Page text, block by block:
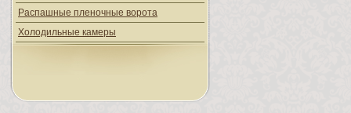
Распашные пленочные ворота
Холодильные камеры